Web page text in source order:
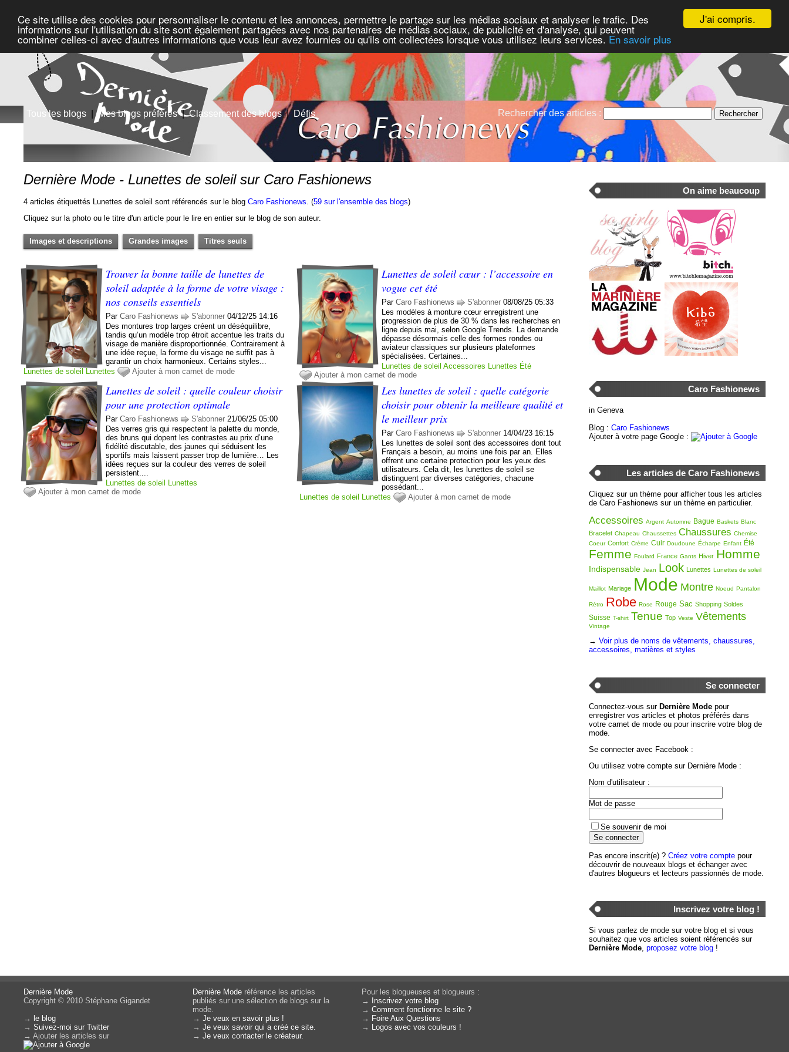
J'ai compris.
Ce site utilise des cookies pour personnaliser le contenu et les annonces, permettre le partage sur les médias sociaux et analyser le trafic. Des
informations sur l'utilisation du site sont également partagées avec nos partenaires de médias sociaux, de publicité et d'analyse, qui peuvent
combiner celles-ci avec d'autres informations que vous leur avez fournies ou qu'ils ont collectées lorsque vous utilisez leurs services. En savoir plus
Tous les blogs | Mes blogs préférés|Classement des blogs| Défis Rechercher des articles :
Dernière Mode - Lunettes de soleil sur Caro Fashionews
4 articles étiquettés Lunettes de soleil sont référencés sur le blogCaro Fashionews. (59 sur l'ensemble des blogs)
Cliquez sur la photo ou le titre d'un article pour le lire en entier sur le blog de son auteur.
Images et descriptions Grandes images Titres seuls
Trouver la bonne taille de lunettes de
soleil adaptée à la forme de votre visage :
nos conseils essentiels
ParCaro Fashionews S'abonner 04/12/25 14:16
Des montures trop larges créent un déséquilibre,
tandis qu’un modèle trop étroit accentue les traits du
visage de manière disproportionnée. Contrairement à
une idée reçue, la forme du visage ne suffit pas à
garantir un choix harmonieux. Certains styles...
Lunettes de soleil
Lunettes Ajouter à mon carnet de mode
Lunettes de soleil cœur : l’accessoire en
vogue cet été
ParCaro Fashionews S'abonner 08/08/25 05:33
Les modèles à monture cœur enregistrent une
progression de plus de 30 % dans les recherches en
ligne depuis mai, selon Google Trends. La demande
dépasse désormais celle des formes rondes ou
aviateur classiques sur plusieurs plateformes
spécialisées. Certaines...
Lunettes de soleil Accessoires Lunettes Été
Ajouter à mon carnet de mode
Lunettes de soleil : quelle couleur choisir
pour une protection optimale
ParCaro Fashionews S'abonner 21/06/25 05:00
Des verres gris qui respectent la palette du monde,
des bruns qui dopent les contrastes au prix d’une
fidélité discutable, des jaunes qui séduisent les
sportifs mais laissent passer trop de lumière… Les
idées reçues sur la couleur des verres de soleil
persistent....
Lunettes de soleil
Lunettes
Ajouter à mon carnet de mode
Les lunettes de soleil : quelle catégorie
choisir pour obtenir la meilleure qualité et
le meilleur prix
ParCaro Fashionews S'abonner 14/04/23 16:15
Les lunettes de soleil sont des accessoires dont tout
Français a besoin, au moins une fois par an. Elles
offrent une certaine protection pour les yeux des
utilisateurs. Cela dit, les lunettes de soleil se
distinguent par diverses catégories, chacune
possédant...
Lunettes de soleil
Lunettes Ajouter à mon carnet de mode
On aime beaucoup
Caro Fashionews
in Geneva
Blog : Caro Fashionews
Ajouter à votre page Google :
Les articles de Caro Fashionews
Cliquez sur un thème pour afficher tous les articles
de Caro Fashionews sur un thème en particulier.
Accessoires Argent Automne Bague Baskets Blanc
Bracelet Chapeau Chaussettes Chaussures Chemise
Coeur Confort Crème Cuir Doudoune Écharpe Enfant Été
Femme Foulard France Gants Hiver Homme
Indispensable Jean Look Lunettes Lunettes de soleil
Maillot Mariage Mode Montre Noeud Pantalon
Rétro Robe Rose Rouge Sac Shopping Soldes
Suisse T-shirt Tenue Top Veste Vêtements
Vintage
→ Voir plus de noms de vêtements, chaussures,
accessoires, matières et styles
Se connecter
Connectez-vous sur Dernière Modepour
enregistrer vos articles et photos préférés dans
votre carnet de mode ou pour inscrire votre blog de
mode.
Se connecter avec Facebook :
Ou utilisez votre compte sur Dernière Mode :
Nom d'utilisateur :
Mot de passe
Se souvenir de moi
Pas encore inscrit(e) ? Créez votre comptepour
découvrir de nouveaux blogs et échanger avec
d'autres blogueurs et lecteurs passionnés de mode.
Inscrivez votre blog !
Si vous parlez de mode sur votre blog et si vous
souhaitez que vos articles soient référencés sur
Dernière Mode, proposez votre blog!
Dernière Mode
Copyright © 2010 Stéphane Gigandet
→ le blog
→Suivez-moi sur Twitter
→ Ajouter les articles sur
Dernière Mode référence les articles
publiés sur une sélection de blogs sur la
mode.
→Je veux en savoir plus !
→Je veux savoir qui a créé ce site.
→Je veux contacter le créateur.
Pour les blogueuses et blogueurs :
→ Inscrivez votre blog
→Comment fonctionne le site ?
→ Foire Aux Questions
→ Logos avec vos couleurs !